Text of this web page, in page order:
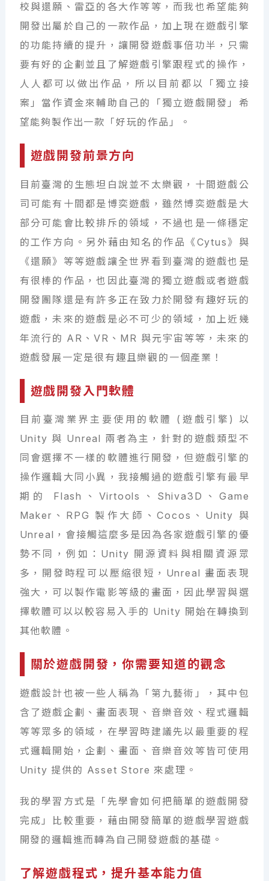
校與還願、雷亞的各大作等等，而我也希望能夠
開發出屬於自己的一款作品，加上現在遊戲引擎
的功能持續的提升，讓開發遊戲事倍功半，只需
要有好的企劃並且了解遊戲引擎跟程式的操作，
人人都可以做出作品，所以目前都以「獨立接
案」當作資金來輔助自己的「獨立遊戲開發」希
望能夠製作出一款「好玩的作品」。
遊戲開發前景方向
目前臺灣的生態坦白說並不太樂觀，十間遊戲公
司可能有十間都是博奕遊戲，雖然博奕遊戲是大
部分可能會比較排斥的領域，不過也是一條穩定
的工作方向。另外藉由知名的作品《Cytus》與
《還願》等等遊戲讓全世界看到臺灣的遊戲也是
有很棒的作品，也因此臺灣的獨立遊戲或者遊戲
開發團隊還是有許多正在致力於開發有趣好玩的
遊戲，未來的遊戲是必不可少的領域，加上近幾
年流行的 AR、VR、MR 與元宇宙等等，未來的
遊戲發展一定是很有趣且樂觀的一個產業！
遊戲開發入門軟體
目前臺灣業界主要使用的軟體 (遊戲引擎) 以
Unity 與 Unreal 兩者為主，針對的遊戲類型不
同會選擇不一樣的軟體進行開發，但遊戲引擎的
操作邏輯大同小異，我接觸過的遊戲引擎有最早
期的 Flash、Virtools、Shiva3D、Game
Maker、RPG 製作大師、Cocos、Unity 與
Unreal，會接觸這麼多是因為各家遊戲引擎的優
勢不同，例如：Unity 開源資料與相關資源眾
多，開發時程可以壓縮很短，Unreal 畫面表現
強大，可以製作電影等級的畫面，因此學習與選
擇軟體可以以較容易入手的 Unity 開始在轉換到
其他軟體。
關於遊戲開發，你需要知道的觀念
遊戲設計也被一些人稱為「第九藝術」，其中包
含了遊戲企劃、畫面表現、音樂音效、程式邏輯
等等眾多的領域，在學習時建議先以最重要的程
式邏輯開始，企劃、畫面、音樂音效等皆可使用
Unity 提供的 Asset Store 來處理。
我的學習方式是「先學會如何把簡單的遊戲開發
完成」比較重要，藉由開發簡單的遊戲學習遊戲
開發的邏輯進而轉為自己開發遊戲的基礎。
了解遊戲程式，提升基本能力值